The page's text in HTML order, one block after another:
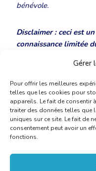
Gérer
Pour offrir les meilleures
telles que les cookies pour
appareils. Le fait de consentir
traiter des données telles que
uniques sur ce site. Le fait de
consentement peut avoir un
fonctions.
bénévole.
Disclaimer : ceci est
connaissance limitée